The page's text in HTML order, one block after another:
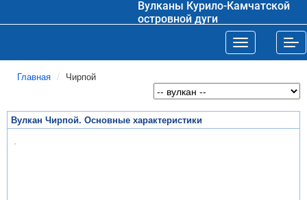
Вулканы Курило-Камчатской
островной дуги
Toggle
Главная Чирпой
Вулкан Чирпой. Основные характеристики